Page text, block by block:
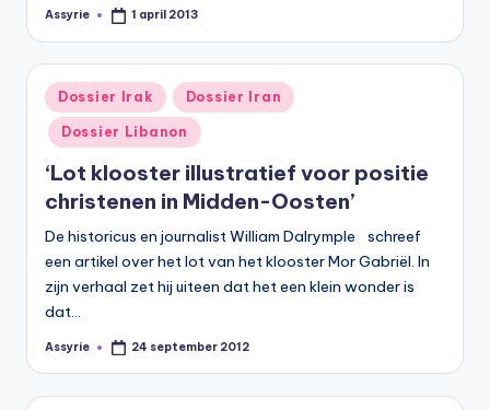
Geplaatst
Assyrie 1 april 2013
Geplaatst
in
Dossier Irak Dossier Iran
Dossier Libanon
‘Lot klooster illustratief voor positie
christenen in Midden-Oosten’
De historicus en journalist William Dalrymple schreef
een artikel over het lot van het klooster Mor Gabriël. In
zijn verhaal zet hij uiteen dat het een klein wonder is
dat…
Geplaatst
Assyrie 24 september 2012